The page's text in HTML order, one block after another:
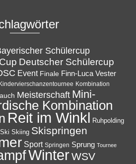
Schülercup
Cup Deutscher Schülercup
Event Finale Finn-Luca Vester
Kindervierschanzentournee Kombination
Meisterschaft Mini-
Kombination
Reit im Winkl Ruhpolding
Ski Skiing Skispringen
Sport Springen Sprung Tournee
WinterWSV